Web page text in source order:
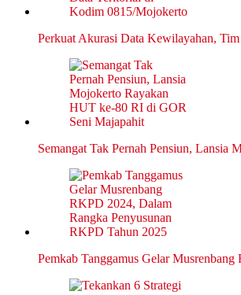
Perkuat Akurasi Data Kewilayahan,
Semangat Tak Pernah Pensiun, Lansia
Pemkab Tanggamus Gelar